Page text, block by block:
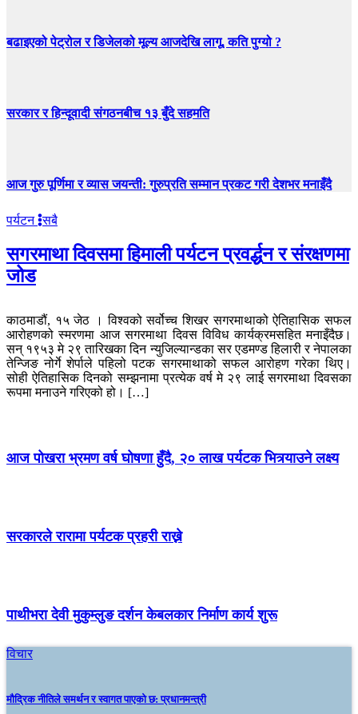
बढाइएको पेट्रोल र डिजेलको मूल्य आजदेखि लागू, कति पुग्यो ?
सरकार र हिन्दूवादी संगठनबीच १३ बुँदे सहमति
आज गुरु पूर्णिमा र व्यास जयन्ती: गुरुप्रति सम्मान प्रकट गरी देशभर मनाइँदै
पर्यटन सबै
सगरमाथा दिवसमा हिमाली पर्यटन प्रवर्द्धन र संरक्षणमा
जोड
काठमाडौं, १५ जेठ । विश्वको सर्वोच्च शिखर सगरमाथाको ऐतिहासिक सफल
आरोहणको स्मरणमा आज सगरमाथा दिवस विविध कार्यक्रमसहित मनाइँदैछ।
सन् १९५३ मे २९ तारिखका दिन न्युजिल्यान्डका सर एडमण्ड हिलारी र नेपालका
तेन्जिङ नोर्गे शेर्पाले पहिलो पटक सगरमाथाको सफल आरोहण गरेका थिए।
सोही ऐतिहासिक दिनको सम्झनामा प्रत्येक वर्ष मे २९ लाई सगरमाथा दिवसका
रूपमा मनाउने गरिएको हो। […]
आज पोखरा भ्रमण वर्ष घोषणा हुँदै, २० लाख पर्यटक भित्र्याउने लक्ष्य
सरकारले रारामा पर्यटक प्रहरी राख्ने
पाथीभरा देवी मुकुम्लुङ दर्शन केबलकार निर्माण कार्य शुरू
विचार
मौद्रिक नीतिले समर्थन र स्वागत पाएको छ: प्रधानमन्त्री